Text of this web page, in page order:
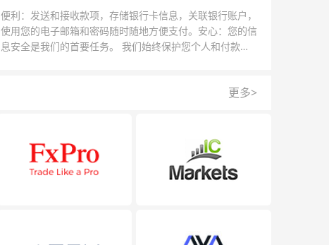
便利：发送和接收款项，存储银行卡信息，关联银行账户，
使用您的电子邮箱和密码随时随地方便支付。安心：您的信
息安全是我们的首要任务。 我们始终保护您个人和付款信
更多>